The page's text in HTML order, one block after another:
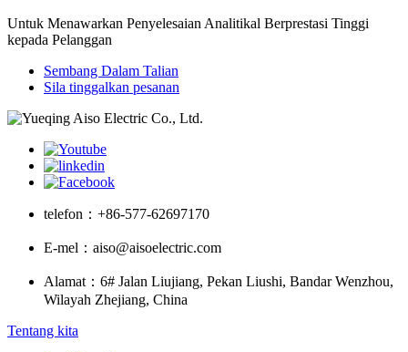
Untuk Menawarkan Penyelesaian Analitikal Berprestasi Tinggi
kepada Pelanggan
Sembang Dalam Talian
Sila tinggalkan pesanan
telefon： +86-577-62697170
E-mel： aiso@aisoelectric.com
Alamat： 6# Jalan Liujiang, Pekan Liushi, Bandar Wenzhou,
Wilayah Zhejiang, China
Tentang kita